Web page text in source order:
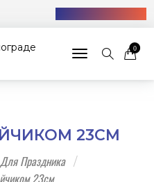
Toggle 0
23СМ
Праздника
23см